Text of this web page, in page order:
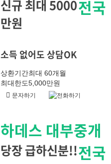
전국
신규 최대 5000
만원
소득 없어도 상담OK
상환기간최대 60개월
최대한도5,000만원
문자하기 전화하기
하데스 대부중개
전국
당장 급하신분!!